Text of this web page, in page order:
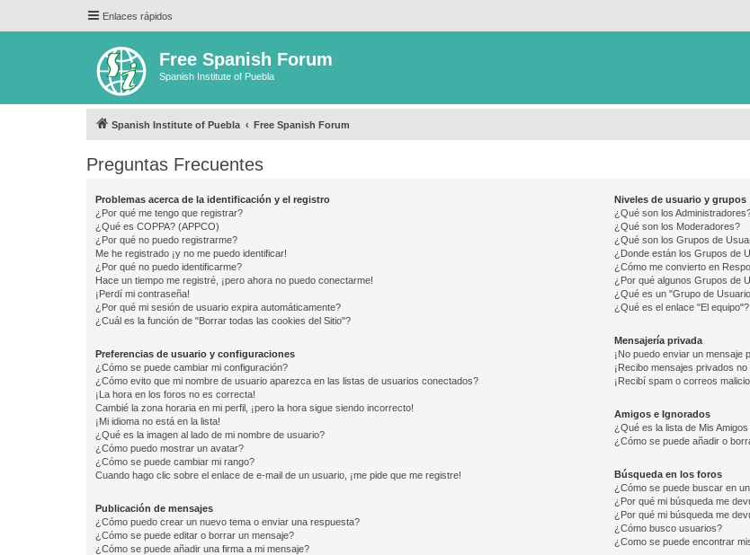
Enlaces rápidos
Free Spanish Forum
Spanish Institute of Puebla
Spanish Institute of Puebla Free Spanish Forum
Preguntas Frecuentes
Problemas acerca de la identificación y el registro
¿Por qué me tengo que registrar?
¿Qué es COPPA? (APPCO)
¿Por qué no puedo registrarme?
Me he registrado ¡y no me puedo identificar!
¿Por qué no puedo identificarme?
Hace un tiempo me registré, ¡pero ahora no puedo conectarme!
¡Perdí mi contraseña!
¿Por qué mi sesión de usuario expira automáticamente?
¿Cuál es la función de "Borrar todas las cookies del Sitio"?
Preferencias de usuario y configuraciones
¿Cómo se puede cambiar mi configuración?
¿Cómo evito que mi nombre de usuario aparezca en las listas de usuarios conectados?
¡La hora en los foros no es correcta!
Cambié la zona horaria en mi perfil, ¡pero la hora sigue siendo incorrecto!
¡Mi idioma no está en la lista!
¿Qué es la imagen al lado de mi nombre de usuario?
¿Cómo puedo mostrar un avatar?
¿Cómo se puede cambiar mi rango?
Cuando hago clic sobre el enlace de e-mail de un usuario, ¡me pide que me registre!
Publicación de mensajes
¿Cómo puedo crear un nuevo tema o enviar una respuesta?
¿Cómo se puede editar o borrar un mensaje?
¿Cómo se puede añadir una firma a mi mensaje?
Niveles de usuario y grupos
¿Qué son los
¿Qué son los Moderadores?
¿Qué son los Grupos de
¿Donde están los Grupos de
¿Cómo me convierto en
¿Por qué algunos Grupos de
¿Qué es un "Grupo de
¿Qué es el enlace "El equipo"?
Mensajería privada
¡No puedo enviar un mensaje
¡Recibo mensajes privados
¡Recibí spam o correos
Amigos e Ignorados
¿Qué es la lista de Mis
¿Cómo se puede añadir o
Búsqueda en los foros
¿Cómo se puede buscar en
¿Por qué mi búsqueda me
¿Por qué mi búsqueda me
¿Cómo busco usuarios?
¿Como se puede encontrar